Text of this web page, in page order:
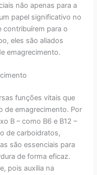
não apenas para a
papel significativo no
contribuírem para o
eles são aliados
emagrecimento.
funções vitais que
de emagrecimento. Por
B – como B6 e B12 –
de carboidratos,
são essenciais para
de forma eficaz.
pois auxilia na